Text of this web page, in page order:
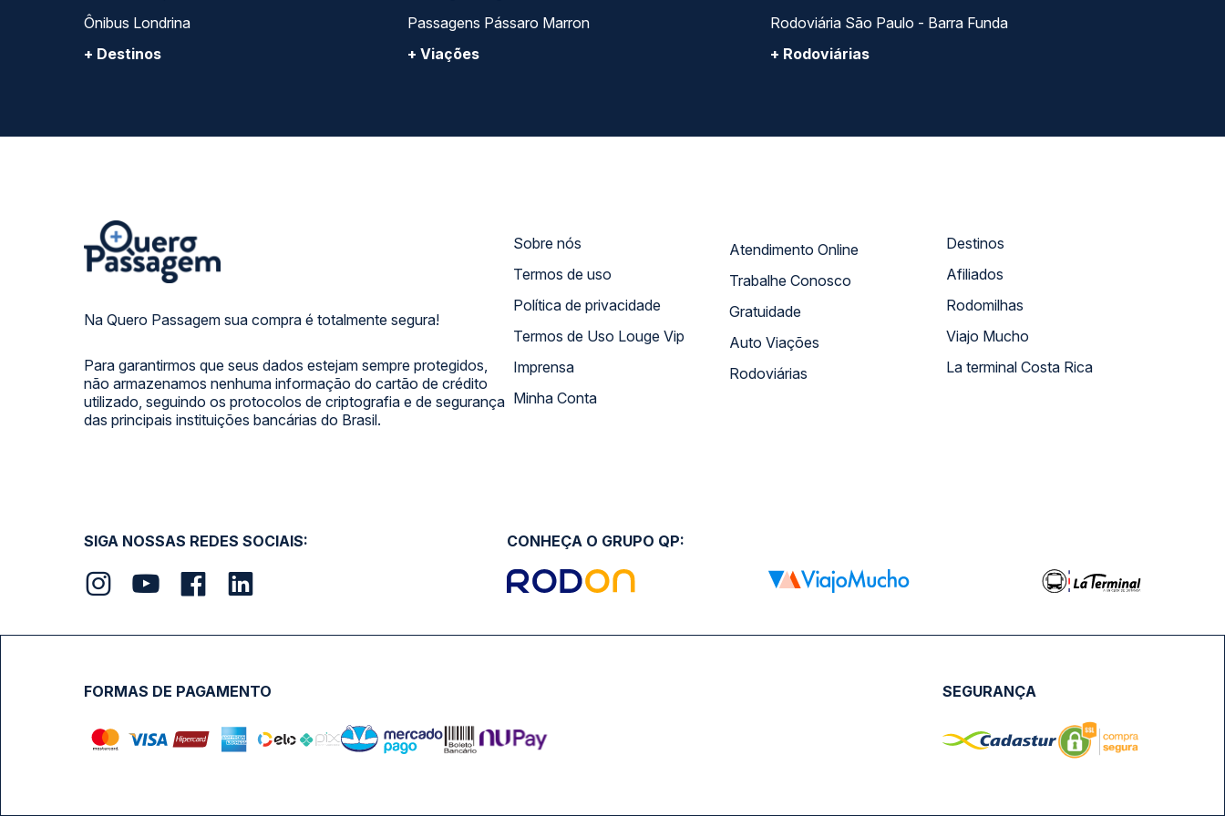
Ônibus Londrina
+ Destinos
Passagens Pássaro Marron
+ Viações
Rodoviária São Paulo - Barra Funda
+ Rodoviárias
Na Quero Passagem sua compra é totalmente segura!
Para garantirmos que seus dados estejam sempre protegidos,
não armazenamos nenhuma informação do cartão de crédito
utilizado, seguindo os protocolos de criptografia e de segurança
das principais instituições bancárias do Brasil.
Sobre nós
Termos de uso
Política de privacidade
Termos de Uso Louge Vip
Imprensa
Minha Conta
Atendimento Online
Trabalhe Conosco
Gratuidade
Auto Viações
Rodoviárias
Destinos
Afiliados
Rodomilhas
Viajo Mucho
La terminal Costa Rica
SIGA NOSSAS REDES SOCIAIS: CONHEÇA O GRUPO QP:
FORMAS DE PAGAMENTO SEGURANÇA